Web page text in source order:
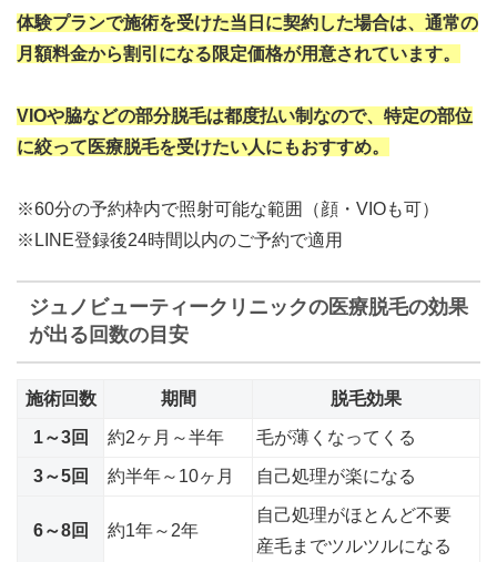
体験プランで施術を受けた当日に契約した場合は、通常の
月額料金から割引になる限定価格が用意されています。
VIOや脇などの部分脱毛は都度払い制なので、特定の部位
に絞って医療脱毛を受けたい人にもおすすめ。
※60分の予約枠内で照射可能な範囲（顔・VIOも可）
※LINE登録後24時間以内のご予約で適用
ジュノビューティークリニックの医療脱毛の効果
が出る回数の目安
施術回数 期間 脱毛効果
1～3回 約2ヶ月～半年 毛が薄くなってくる
3～5回 約半年～10ヶ月 自己処理が楽になる
6～8回 約1年～2年
自己処理がほとんど不要
産毛までツルツルになる